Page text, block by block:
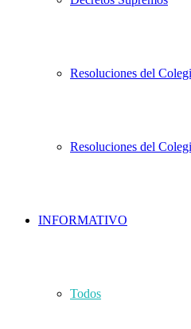
Resoluciones del
Resoluciones del
INFORMATIVO
Todos